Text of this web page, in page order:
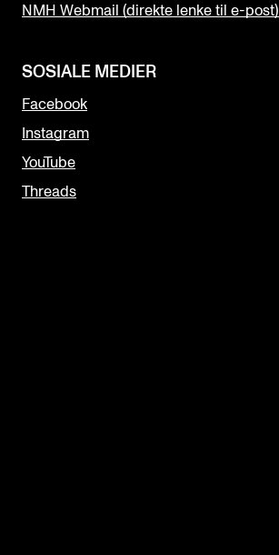
NMH Webmail (direkte lenke til e-post)
SOSIALE MEDIER
Facebook
Instagram
YouTube
Threads